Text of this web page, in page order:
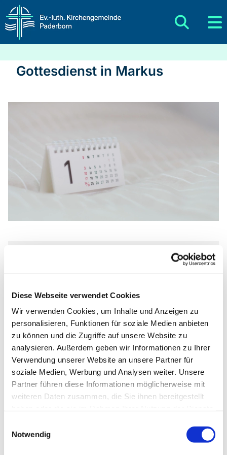
Diese Webseite verwendet Cookies
Wir verwenden Cookies, um Inhalte und Anzeigen zu
personalisieren, Funktionen für soziale Medien anbieten
zu können und die Zugriffe auf unsere Website zu
analysieren. Außerdem geben wir Informationen zu Ihrer
Verwendung unserer Website an unsere Partner für
soziale Medien, Werbung und Analysen weiter. Unsere
Partner führen diese Informationen möglicherweise mit
weiteren Daten zusammen, die Sie ihnen bereitgestellt
Notwendig
Gottesdienst in Markus
Sonntag, 31. Oktober 2027, 10:30
Markus-Gemeindezentrum,
Bastfelder Weg 30, 33098
Paderborn